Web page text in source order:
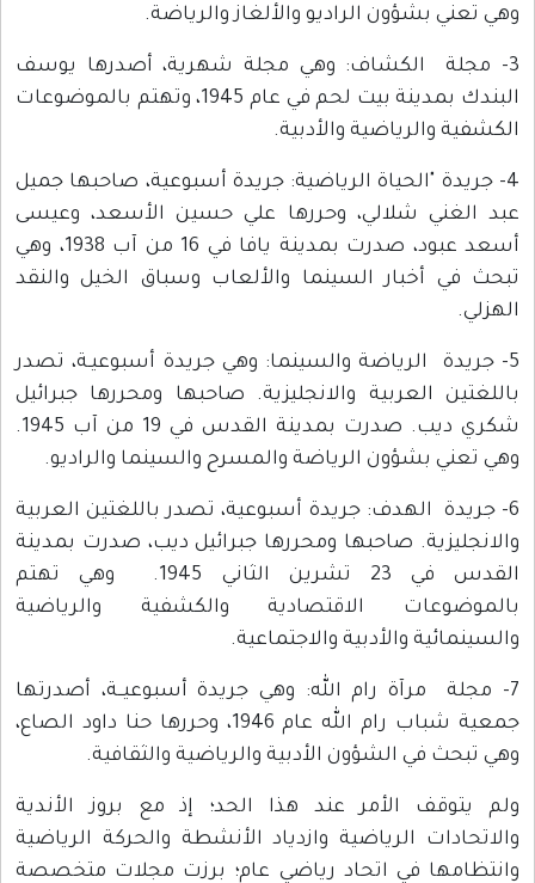
وهي تعني بشؤون الراديو والألغاز والرياضة.
3- مجلة الكشاف: وهي مجلة شهرية، أصدرها يوسف
البندك بمدينة بيت لحم في عام 1945، وتهتم بالموضوعات
الكشفية والرياضية والأدبية.
4- جريدة "الحياة الرياضية: جريدة أسبوعية، صاحبها جميل
عبد الغني شلالي، وحررها علي حسين الأسعد، وعيسى
أسعد عبود، صدرت بمدينة يافا في 16 من آب 1938، وهي
تبحث في أخبار السينما والألعاب وسباق الخيل والنقد
الهزلي.
5- جريدة الرياضة والسينما: وهي جريدة أسبوعيـة، تصدر
باللغتين العربية والانجليزية. صاحبها ومحررها جبرائيل
شكري ديب. صدرت بمدينة القدس في 19 من آب 1945.
وهي تعني بشؤون الرياضة والمسرح والسينما والراديو.
6- جريدة الهدف: جريدة أسبوعية، تصدر باللغتين العربية
والانجليزية. صاحبها ومحررها جبرائيل ديب، صدرت بمدينة
القدس في 23 تشرين الثاني 1945. وهي تهتم
بالموضوعات الاقتصادية والكشفية والرياضية
والسينمائية والأدبية والاجتماعية.
7- مجلة مرآة رام الله: وهي جريدة أسبوعيــة، أصدرتها
جمعية شباب رام الله عام 1946، وحررها حنا داود الصاع،
وهي تبحث في الشؤون الأدبية والرياضية والثقافية.
ولم يتوقف الأمر عند هذا الحد؛ إذ مع بروز الأندية
والاتحادات الرياضية وازدياد الأنشطة والحركة الرياضية
وانتظامها في اتحاد رياضي عام؛ برزت مجلات متخصصة